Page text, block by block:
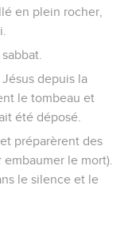
en plein rocher,
depuis la
le tombeau et
été déposé.
préparèrent des
le mort).
le silence et le